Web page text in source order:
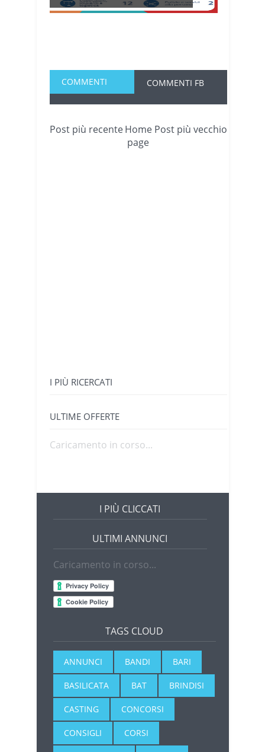
COMMENTI COMMENTI FB
Post più recente Post più vecchio
Home
page
I PIÙ RICERCATI
ULTIME OFFERTE
Caricamento in corso...
I PIÙ CLICCATI
ULTIMI ANNUNCI
Caricamento in corso...
TAGS CLOUD
ANNUNCI BANDI BARI
BASILICATA BAT BRINDISI
CASTING CONCORSI
CONSIGLI CORSI